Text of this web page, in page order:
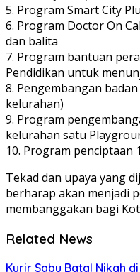
5. Program Smart City
6. Program Doctor On
dan balita
7. Program bantuan
Pendidikan untuk
8. Pengembangan
kelurahan)
9. Program
kelurahan satu
10. Program penciptaan
Tekad dan upaya yang
berharap akan menjadi
membanggakan bagi
Related News
Kurir Sabu Batal Nikah